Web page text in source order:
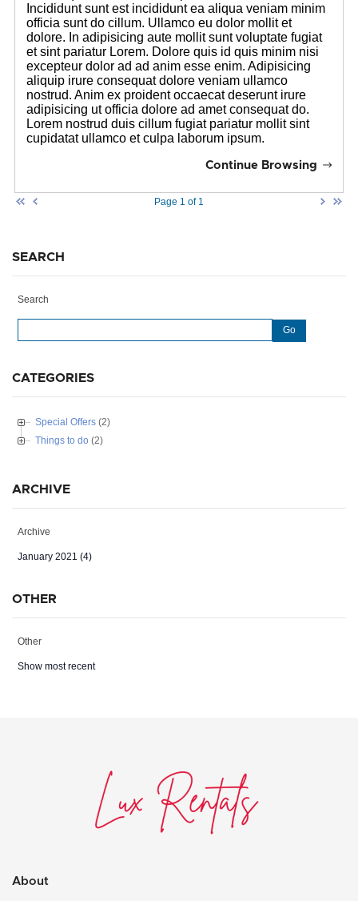
Incididunt sunt est incididunt ea aliqua veniam minim
officia sunt do cillum. Ullamco eu dolor mollit et
dolore. In adipisicing aute mollit sunt voluptate fugiat
et sint pariatur Lorem. Dolore quis id quis minim nisi
excepteur dolor ad ad anim esse enim. Adipisicing
aliquip irure consequat dolore veniam ullamco
nostrud. Anim ex proident occaecat deserunt irure
adipisicing ut officia dolore ad amet consequat do.
Lorem nostrud duis cillum fugiat pariatur mollit sint
cupidatat ullamco et culpa laborum ipsum.
Continue Browsing
Page 1 of 1
SEARCH
Search
Go
CATEGORIES
Special Offers (2)
Things to do (2)
ARCHIVE
Archive
January 2021 (4)
OTHER
Other
Show most recent
About